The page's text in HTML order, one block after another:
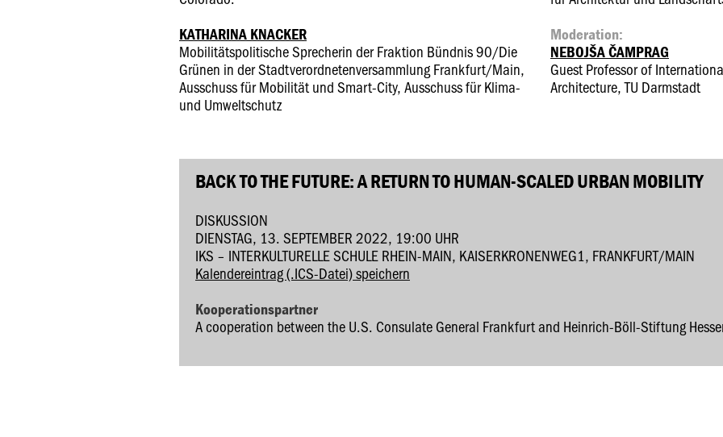
KATHARINA KNACKER
Mobilitätspolitische Sprecherin der Fraktion Bündnis 90/Die
Grünen in der Stadtverordnetenversammlung Frankfurt/Main,
Ausschuss für Mobilität und Smart-City, Ausschuss für Klima-
und Umweltschutz
Moderation:
NEBOJŠA ČAMPRAG
Guest Professor of
Architecture, TU Darmstadt
BACK TO THE FUTURE: A RETURN TO HUMAN-SCALED URBAN MOBILITY
DISKUSSION
DIENSTAG, 13. SEPTEMBER 2022, 19:00 UHR
IKS – INTERKULTURELLE SCHULE RHEIN-MAIN, KAISERKRONENWEG1, FRANKFURT/MAIN
Kalendereintrag (.ICS-Datei) speichern
Kooperationspartner
A cooperation between the U.S. Consulate General Frankfurt and Heinrich-Böll-Stiftung